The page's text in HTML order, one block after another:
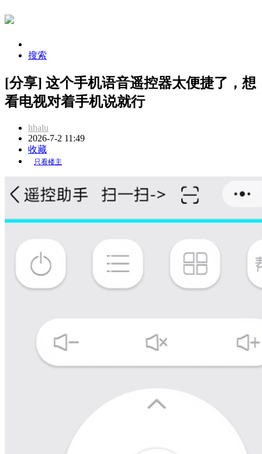
搜索
[分享] 这个手机语音遥控器太便捷了，想
看电视对着手机说就行
hhalu
2026-7-2 11:49
收藏
只看楼主